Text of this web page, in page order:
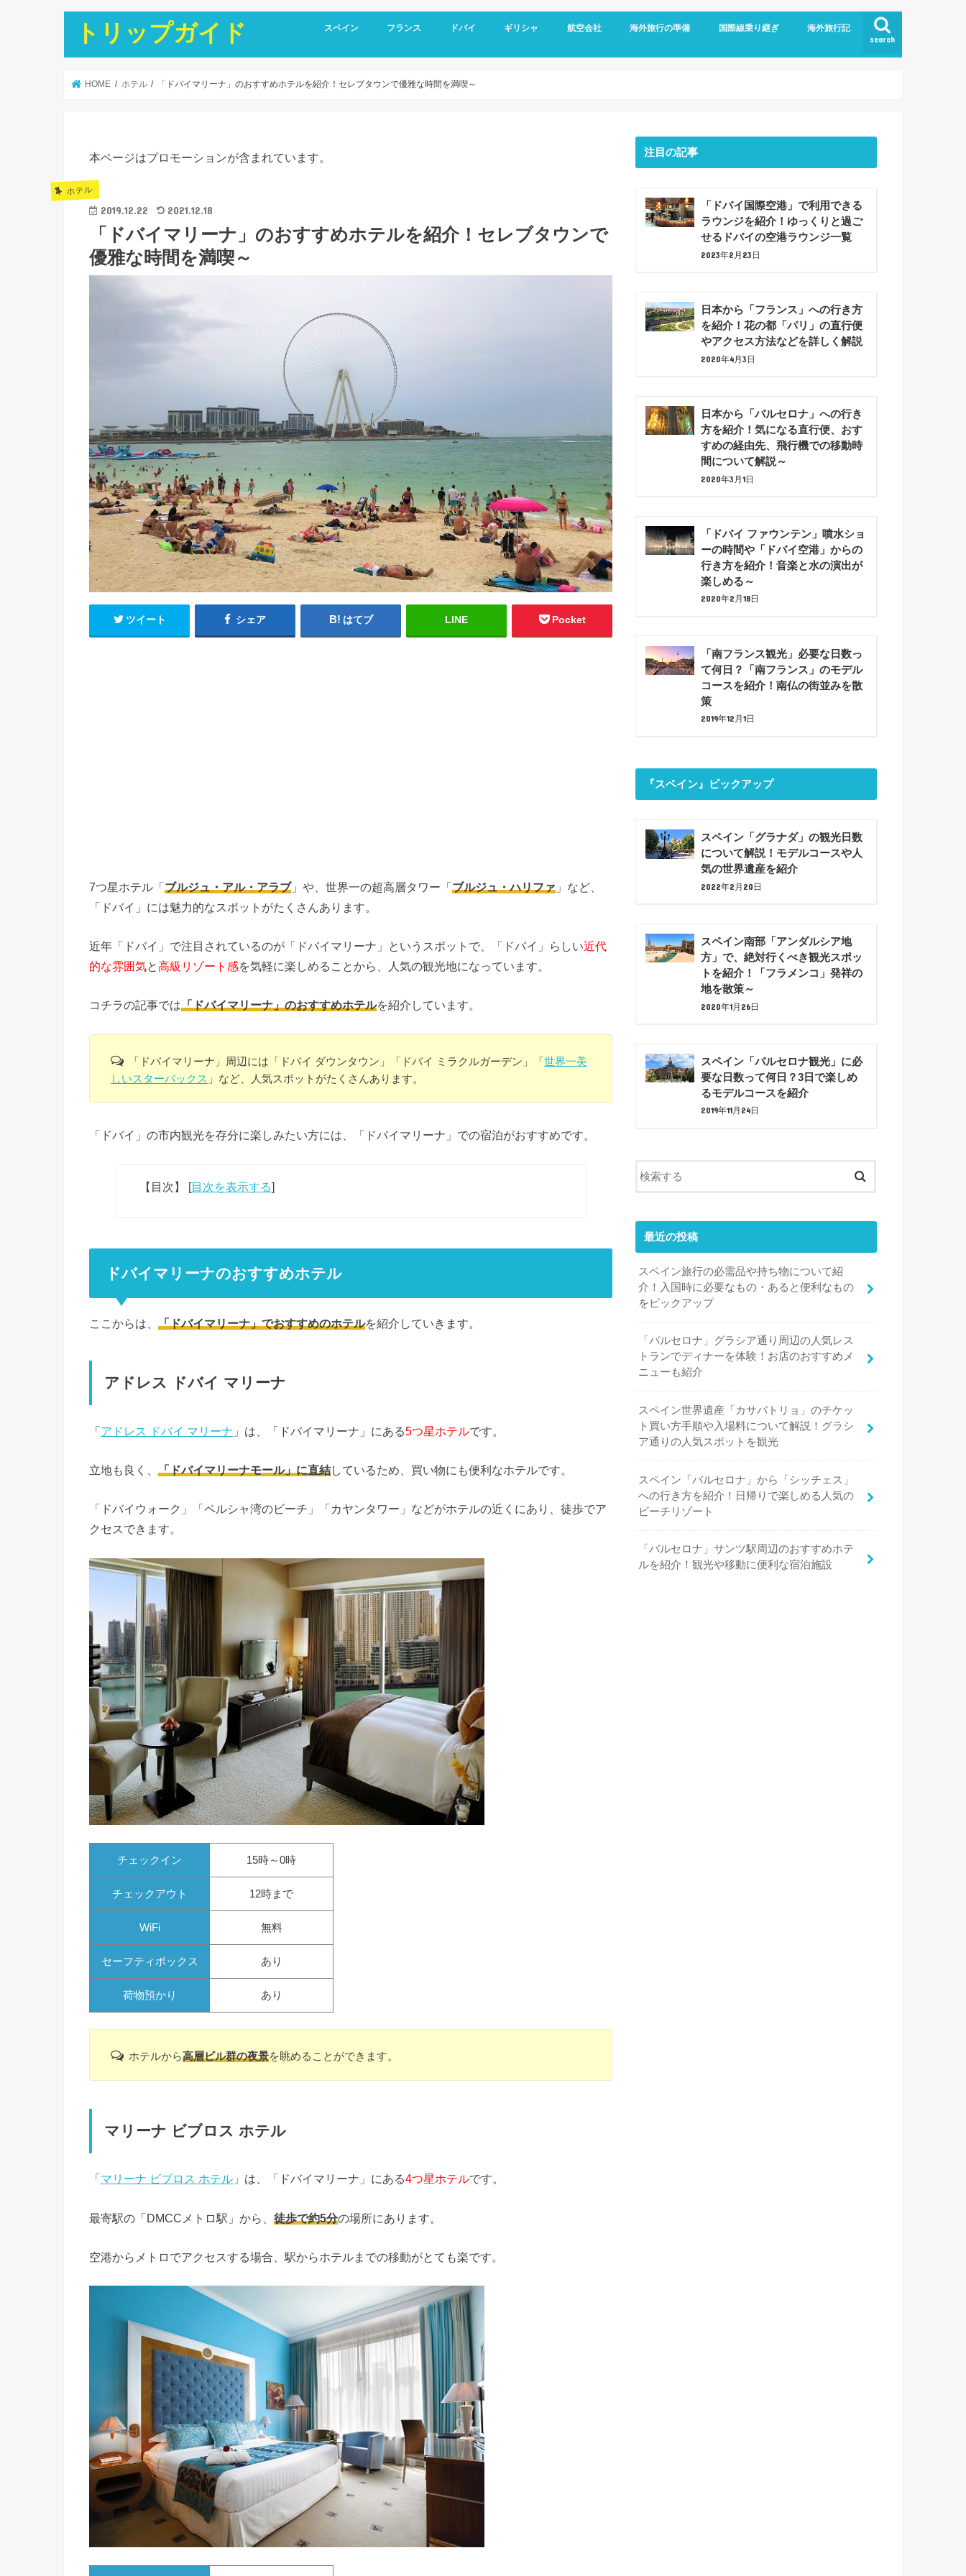
トリップガイド search
スペイン
スペイン基本情報
バルセロナ旅行
グラナダ
コルドバ
アンダルシア地方
セビリア
マドリード
フランス
フランス基本情報
リヨン観光
トゥールーズ旅行
ニース旅行
南フランス旅行
ドバイ
ドバイ空港
ドバイ基本情報
オールドドバイ
ダウンタウン
ドバイマリーナ
デザートサファリ
ドバイメトロ
ドバイ 新しい観光スポット
ドバイ ホテル選び
ギリシャ
アテネ観光
サントリーニ島 観光
メテオラ観光
航空会社
エミレーツ航空
スカイエクスプレス航空
マイレージプログラム
海外旅行の準備
海外旅行の持ち物
空港での暇つぶしアイデア7選！
クレジットカード
オプショナルツアー
観光プラン
国際線乗り継ぎ
ドバイ乗り継ぎ
海外旅行記
バルセロナ観光(2023年6月)
HOME ホテル 「ドバイマリーナ」のおすすめホテルを紹介！セレブタウンで優雅な時間を満喫～
本ページはプロモーションが含まれています。
ホテル
2019.12.22 2021.12.18
「ドバイマリーナ」のおすすめホテルを紹介！セレブタウンで
優雅な時間を満喫～
ツイート シェア はてブ LINE Pocket
7つ星ホテル「ブルジュ・アル・アラブ」や、世界一の超高層タワー「ブルジュ・ハリファ 」など、
「ドバイ」には魅力的なスポットがたくさんあります。
近年「ドバイ」で注目されているのが「ドバイマリーナ」というスポットで、「ドバイ」らしい近代
的な雰囲気と高級リゾート感を気軽に楽しめることから、人気の観光地になっています。
コチラの記事では「ドバイマリーナ」のおすすめホテルを紹介しています。
「ドバイマリーナ」周辺には「ドバイ ダウンタウン」「ドバイ ミラクルガーデン」「世界一美
しいスターバックス 」など、人気スポットがたくさんあります。
「ドバイ」の市内観光を存分に楽しみたい方には、「ドバイマリーナ」での宿泊がおすすめです。
【目次】 [目次を表示する]
ドバイマリーナのおすすめホテル
ここからは、 「ドバイマリーナ」でおすすめのホテルを紹介していきます。
アドレス ドバイ マリーナ
「アドレス ドバイ マリーナ 」は、「ドバイマリーナ」にある5つ星ホテルです。
立地も良く、 「ドバイマリーナモール」に直結しているため、買い物にも便利なホテルです。
「ドバイウォーク」「ペルシャ湾のビーチ」「カヤンタワー」などがホテルの近くにあり、徒歩でア
クセスできます。
チェックイン 15時～0時
チェックアウト 12時まで
WiFi 無料
セーフティボックス あり
荷物預かり あり
ホテルから高層ビル群の夜景を眺めることができます。
マリーナ ビブロス ホテル
「 マリーナ ビブロス ホテル 」は、「ドバイマリーナ」にある4つ星ホテルです。
最寄駅の「DMCCメトロ駅」から、 徒歩で約5分の場所にあります。
空港からメトロでアクセスする場合、駅からホテルまでの移動がとても楽です。
注目の記事
「ドバイ国際空港」で利用できる
ラウンジを紹介！ゆっくりと過ご
せるドバイの空港ラウンジ一覧
2023年2月23日
日本から「フランス」への行き方
を紹介！花の都「パリ」の直行便
やアクセス方法などを詳しく解説
2020年4月3日
日本から「バルセロナ」への行き
方を紹介！気になる直行便、おす
すめの経由先、飛行機での移動時
間について解説～
2020年3月1日
「ドバイ ファウンテン」噴水ショ
ーの時間や「ドバイ空港」からの
行き方を紹介！音楽と水の演出が
楽しめる～
2020年2月18日
「南フランス観光」必要な日数っ
て何日？「南フランス」のモデル
コースを紹介！南仏の街並みを散
策
2019年12月1日
『スペイン』ピックアップ
スペイン「グラナダ」の観光日数
について解説！モデルコースや人
気の世界遺産を紹介
2022年2月20日
スペイン南部「アンダルシア地
方」で、絶対行くべき観光スポッ
トを紹介！「フラメンコ」発祥の
地を散策～
2020年1月26日
スペイン「バルセロナ観光」に必
要な日数って何日？3日で楽しめ
るモデルコースを紹介
2019年11月24日
最近の投稿
スペイン旅行の必需品や持ち物について紹
介！入国時に必要なもの・あると便利なもの
をピックアップ
「バルセロナ」グラシア通り周辺の人気レス
トランでディナーを体験！お店のおすすめメ
ニューも紹介
スペイン世界遺産「カサバトリョ」のチケッ
ト買い方手順や入場料について解説！グラシ
ア通りの人気スポットを観光
スペイン「バルセロナ」から「シッチェス」
への行き方を紹介！日帰りで楽しめる人気の
ビーチリゾート
「バルセロナ」サンツ駅周辺のおすすめホテ
ルを紹介！観光や移動に便利な宿泊施設